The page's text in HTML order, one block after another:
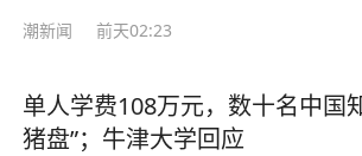
潮新闻 前天02:23
单人学费108万元，数十名中国
猪盘”；牛津大学回应